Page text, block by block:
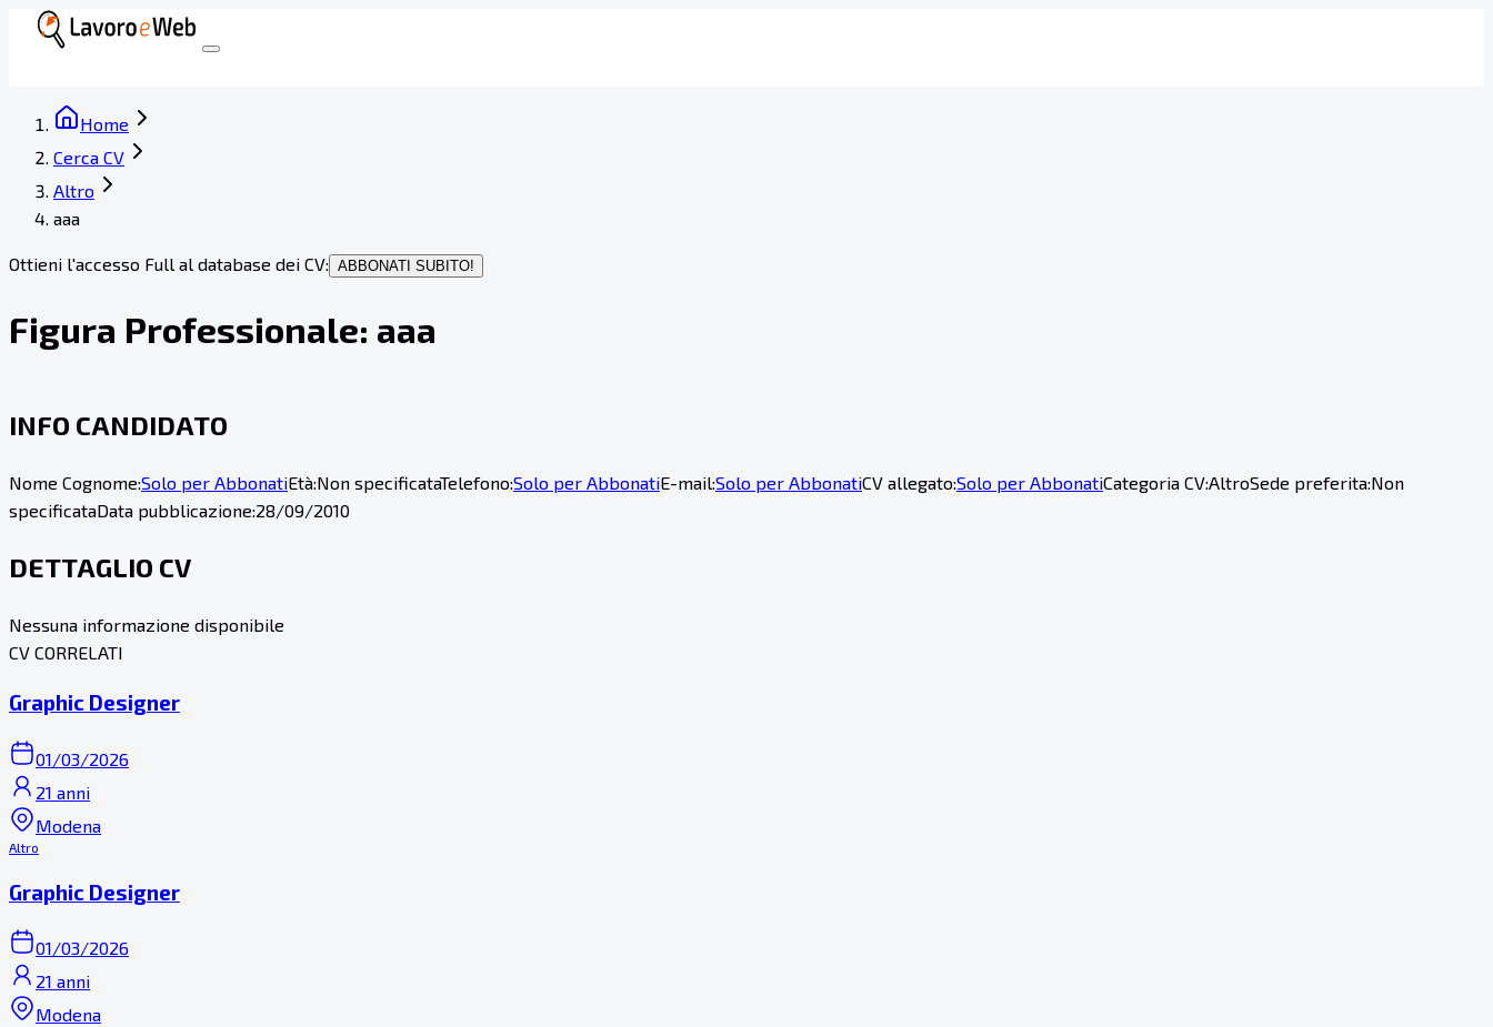
Home
Cerca CV
Altro
aaa
Ottieni l'accesso Full al database dei CV: ABBONATI SUBITO!
Figura Professionale: aaa
INFO CANDIDATO
Nome Cognome:Solo per AbbonatiEtà:Non specificataTelefono:Solo per AbbonatiE-mail:Solo per AbbonatiCV allegato:Solo per AbbonatiCategoria CV:AltroSede preferita:Non
specificataData pubblicazione:28/09/2010
DETTAGLIO CV
Nessuna informazione disponibile
CV CORRELATI
Graphic Designer
01/03/2026
21 anni
Modena
Altro
Graphic Designer
01/03/2026
21 anni
Modena